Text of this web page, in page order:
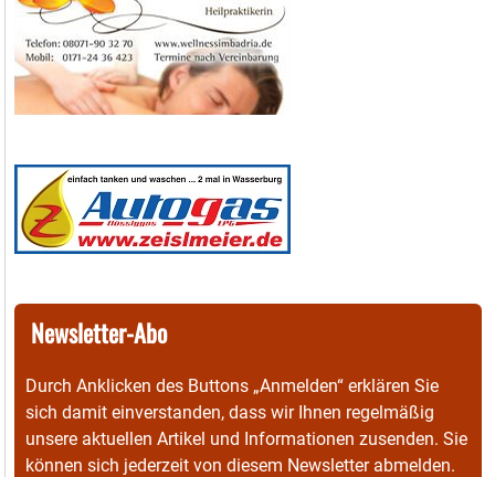
Newsletter-Abo
Durch Anklicken des Buttons „Anmelden“ erklären Sie
sich damit einverstanden, dass wir Ihnen regelmäßig
unsere aktuellen Artikel und Informationen zusenden. Sie
können sich jederzeit von diesem Newsletter abmelden.